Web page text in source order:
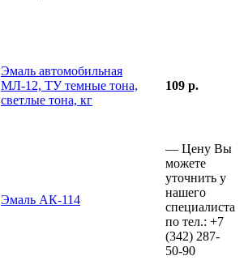
Эмаль автомобильная
МЛ-12, ТУ темные тона,
светлые тона, кг
109 р.
Эмаль АК-114
— Цену Вы
можете
уточнить у
нашего
специалиста
по тел.: +7
(342) 287-
50-90